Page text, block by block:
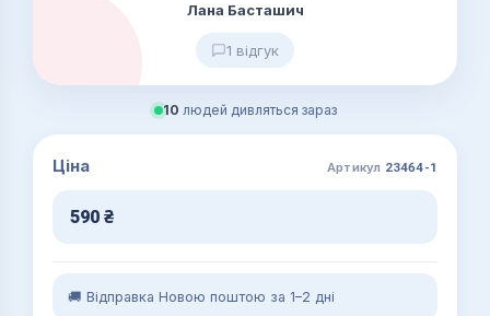
Лана Басташич
1 відгук
10 людей дивляться зараз
Ціна Артикул 23464-1
590 ₴
🚚 Відправка Новою поштою за 1–2 дні